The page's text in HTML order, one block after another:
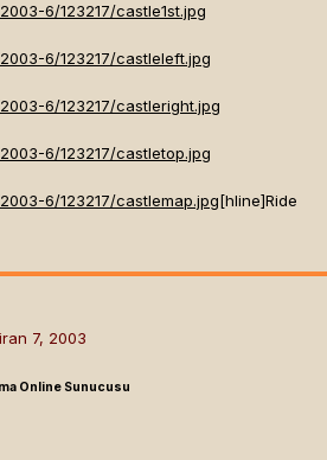
6/123217/castle1st.jpg
6/123217/castleleft.jpg
6/123217/castleright.jpg
6/123217/castletop.jpg
6/123217/castlemap.jpg[hline]Ride
7, 2003
Online Sunucusu